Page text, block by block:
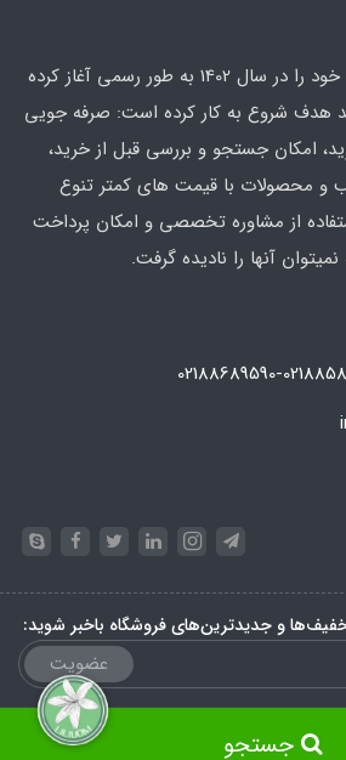
جستجو
وب سایت لیلیوم فعالیت خود را در سال 1402 به طور رسمی آغاز کرده
هدف شروع به کار کرده است: صرفه جویی
امکان جستجو و بررسی قبل از خرید،
محصولات با قیمت های کمتر تنوع
از مشاوره تخصصی و امکان پرداخت
آنها را نادیده گرفت.
02188689590-
و جدیدترین‌های فروشگاه باخبر شوید:
عضویت
پرتال